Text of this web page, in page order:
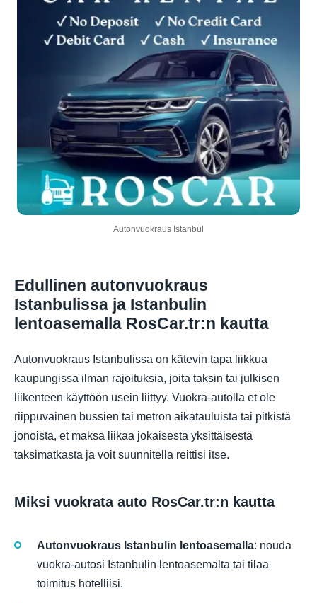
Autonvuokraus Istanbul
Edullinen autonvuokraus
Istanbulissa ja Istanbulin
lentoasemalla RosCar.tr:n kautta
Autonvuokraus Istanbulissa on kätevin tapa liikkua
kaupungissa ilman rajoituksia, joita taksin tai julkisen
liikenteen käyttöön usein liittyy. Vuokra-autolla et ole
riippuvainen bussien tai metron aikatauluista tai pitkistä
jonoista, et maksa liikaa jokaisesta yksittäisestä
taksimatkasta ja voit suunnitella reittisi itse.
Miksi vuokrata auto RosCar.tr:n kautta
Autonvuokraus Istanbulin lentoasemalla: nouda
vuokra-autosi Istanbulin lentoasemalta tai tilaa
toimitus hotelliisi.